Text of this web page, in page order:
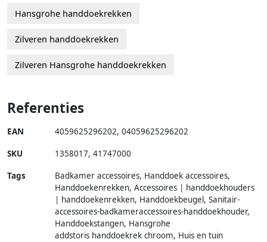
Hansgrohe handdoekrekken
Zilveren handdoekrekken
Zilveren Hansgrohe handdoekrekken
Referenties
EAN 4059625296202, 04059625296202
SKU 1358017, 41747000
Tags
Badkamer accessoires, Handdoek accessoires,
Handdoekenrekken, Accessoires | handdoekhouders
| handdoekenrekken, Handdoekbeugel, Sanitair-
accessoires-badkameraccessoires-handdoekhouder,
Handdoekstangen, Hansgrohe
addstoris handdoekrek chroom, Huis en tuin